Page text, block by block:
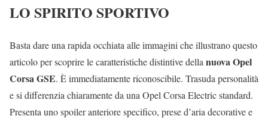
LO SPIRITO SPORTIVO
Basta dare una rapida occhiata alle immagini che illustrano questo
articolo per scoprire le caratteristiche distintive della nuova Opel
Corsa GSE. È immediatamente riconoscibile. Trasuda personalità
e si differenzia chiaramente da una Opel Corsa Electric standard.
Presenta uno spoiler anteriore specifico, prese d’aria decorative e